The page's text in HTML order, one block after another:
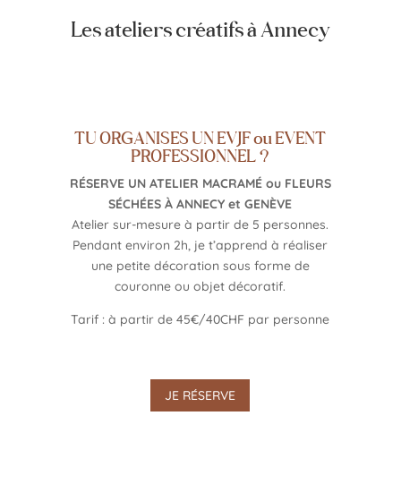
Les ateliers créatifs à Annecy
TU ORGANISES UN EVJF ou EVENT
PROFESSIONNEL ?
RÉSERVE UN ATELIER MACRAMÉ ou FLEURS
SÉCHÉES À ANNECY et GENÈVE
Atelier sur-mesure à partir de 5 personnes.
Pendant environ 2h, je t’apprend à réaliser
une petite décoration sous forme de
couronne ou objet décoratif.
Tarif : à partir de 45€/40CHF par personne
JE RÉSERVE